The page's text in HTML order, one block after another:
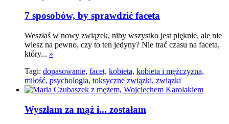
7 sposobów, by sprawdzić faceta
Weszłaś w nowy związek, niby wszystko jest pięknie, ale nie
wiesz na pewno, czy to ten jedyny? Nie trać czasu na faceta,
który... »
Tagi: dopasowanie, facet, kobieta, kobieta i mężczyzna,
miłość, psychologia, toksyczne związki, związki
Wyszłam za mąż i... zostałam